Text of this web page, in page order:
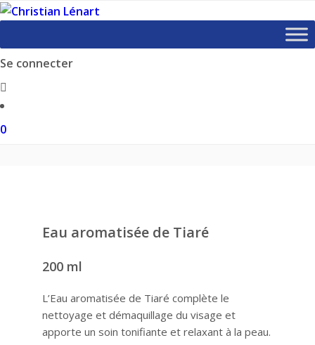
Skip
to
Se connecter
0
Eau aromatisée de Tiaré
200 ml
L’Eau aromatisée de Tiaré complète le
nettoyage et démaquillage du visage et
apporte un soin tonifiante et relaxant à la peau.